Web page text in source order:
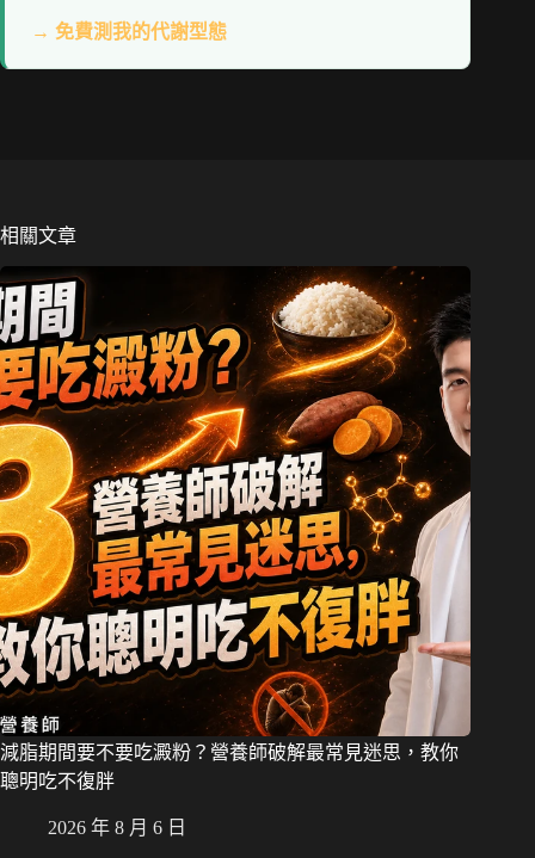
→ 免費測我的代謝型態
相關文章
減脂期間要不要吃澱粉？營養師破解最常見迷思，教你
聰明吃不復胖
2026 年 8 月 6 日